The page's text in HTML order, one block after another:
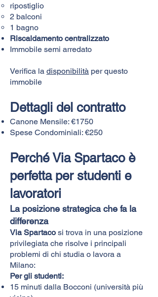
ripostiglio
2 balconi
1 bagno
Riscaldamento centralizzato
Immobile semi arredato
Verifica la disponibilità per questo
immobile
Dettagli del contratto
Canone Mensile: €1750
Spese Condominiali: €250
Perché Via Spartaco è
perfetta per studenti e
lavoratori
La posizione strategica che fa la
differenza
Via Spartaco si trova in una posizione
privilegiata che risolve i principali
problemi di chi studia o lavora a
Milano:
Per gli studenti:
15 minuti dalla Bocconi (università più